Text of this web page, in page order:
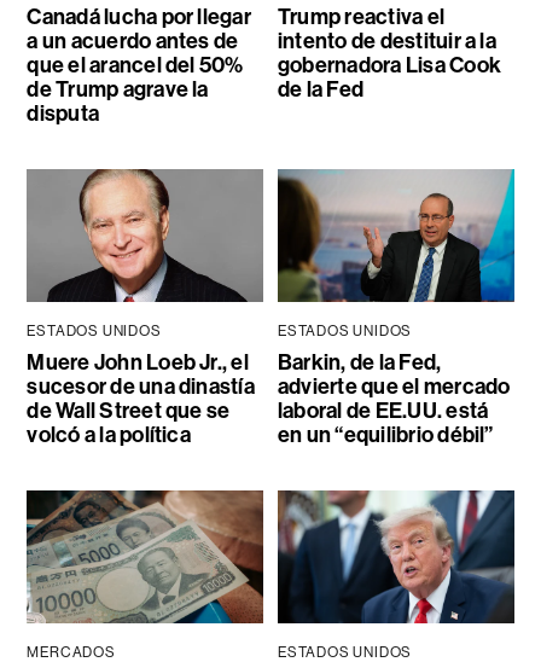
Canadá lucha por llegar
a un acuerdo antes de
que el arancel del 50%
de Trump agrave la
disputa
Trump reactiva el
intento de destituir a la
gobernadora Lisa Cook
de la Fed
ESTADOS UNIDOS
Muere John Loeb Jr., el
sucesor de una dinastía
de Wall Street que se
volcó a la política
ESTADOS UNIDOS
Barkin, de la Fed,
advierte que el mercado
laboral de EE.UU. está
en un “equilibrio débil”
MERCADOS ESTADOS UNIDOS